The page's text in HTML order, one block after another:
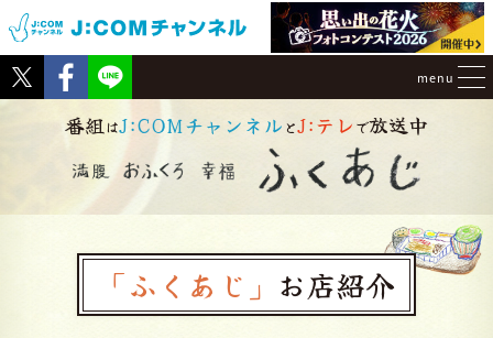
Tweet Facebook
menu
番組はJ:COMチャンネル とJ:テレ で放送中
「ふくあじ」 お店紹介